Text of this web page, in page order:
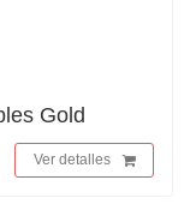
Gold
Ver detalles